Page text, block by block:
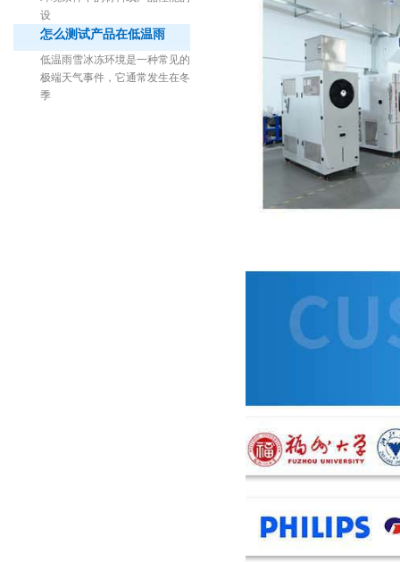
设
怎么测试产品在低温雨
低温雨雪冰冻环境是一种常见的
极端天气事件，它通常发生在冬
季